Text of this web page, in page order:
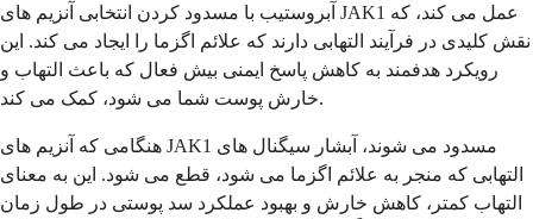
آبروستیب با مسدود کردن انتخابی آنزیم های JAK1 عمل می کند، که
نقش کلیدی در فرآیند التهابی دارند که علائم اگزما را ایجاد می کند. این
رویکرد هدفمند به کاهش پاسخ ایمنی بیش فعال که باعث التهاب و
خارش پوست شما می شود، کمک می کند.
هنگامی که آنزیم های JAK1 مسدود می شوند، آبشار سیگنال های
التهابی که منجر به علائم اگزما می شود، قطع می شود. این به معنای
التهاب کمتر، کاهش خارش و بهبود عملکرد سد پوستی در طول زمان